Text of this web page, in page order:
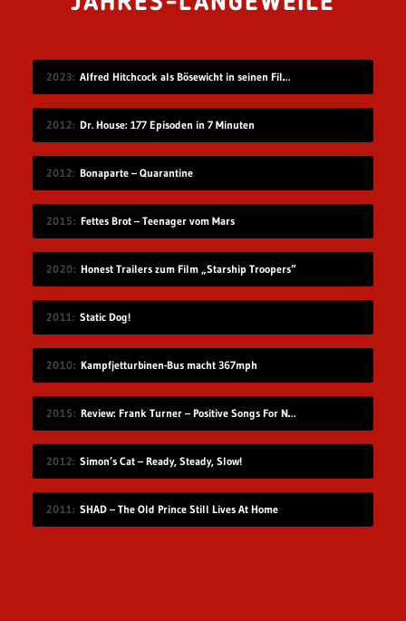
2023 Alfred Hitchcock als Bösewicht in seinen Filmen
2012 Dr. House: 177 Episoden in 7 Minuten
2012 Bonaparte – Quarantine
2015 Fettes Brot – Teenager vom Mars
2020 Honest Trailers zum Film „Starship Troopers“
2011 Static Dog!
2010 Kampfjetturbinen-Bus macht 367mph
2015 Review: Frank Turner – Positive Songs For Negative People
2012 Simon’s Cat – Ready, Steady, Slow!
2011 SHAD – The Old Prince Still Lives At Home